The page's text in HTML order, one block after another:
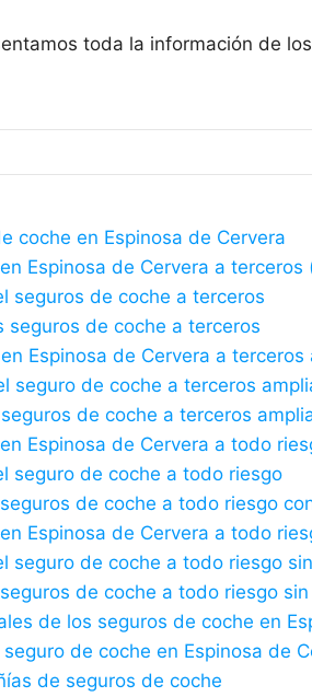
toda la información de
coche en Espinosa de Cervera
Espinosa de Cervera a
seguros de coche a terceros
seguros de coche a terceros
Espinosa de Cervera a terceros
seguro de coche a terceros
de coche a terceros
Espinosa de Cervera a todo
seguro de coche a todo riesgo
de coche a todo riesgo
Espinosa de Cervera a todo
seguro de coche a todo riesgo
de coche a todo riesgo
de los seguros de coche en
de coche en Espinosa de
de seguros de coche